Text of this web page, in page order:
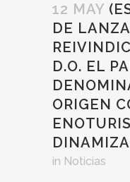
12 MAY
DE
D.O. EL
ORIGEN
in Noticias